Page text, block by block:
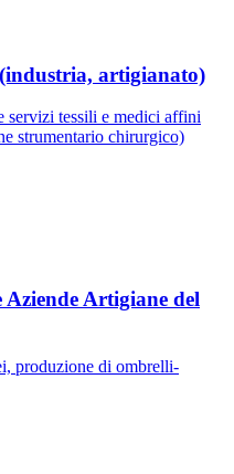
artigianato)
servizi tessili e medici affini
strumentario chirurgico)
Artigiane del
produzione di ombrelli-